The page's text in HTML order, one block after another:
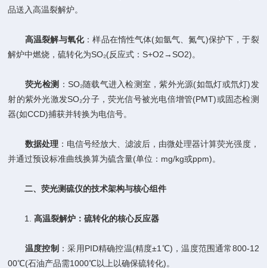
品送入高温裂解炉。
​高温裂解与氧化​​：样品在惰性气体(如氩气、氮气)保护下，于裂
解炉中燃烧，硫转化为SO₂(反应式：S+O2​→SO2​)。
​荧光检测​ ​：SO₂随载气进入检测室，紫外光源(如氙灯或氘灯)发
射的紫外光激发SO₂分子，荧光信号被光电倍增管(PMT)或固态检测
器(如CCD)捕获并转换为电信号。
​数据处理​​：电信号经放大、滤波后，由微处理器计算荧光强度，
并通过预设标准曲线换算为硫含量(单位：mg/kg或ppm)。
​​二、荧光测硫仪的技术架构与核心组件​
1. ​​高温裂解炉：硫转化的核心反应器​
​温度控制​ ​：采用PID精确控温(精度±1℃)，温度范围通常800-12
00℃(石油产品需1000℃以上以确保硫转化)。